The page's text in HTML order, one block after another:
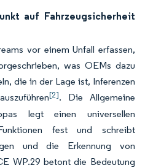
auf Fahrzeugsicherheit
vor einem Unfall erfassen,
was OEMs dazu
die in der Lage ist, Inferenzen
[2]. Die Allgemeine
legt einen universellen
fest und schreibt
und die Erkennung von
WP.29 betont die Bedeutung